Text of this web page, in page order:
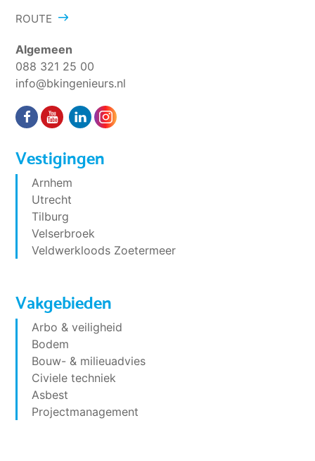
ROUTE
Algemeen
088 321 25 00
info@bkingenieurs.nl
Vestigingen
Arnhem
Utrecht
Tilburg
Velserbroek
Veldwerkloods Zoetermeer
Vakgebieden
Arbo & veiligheid
Bodem
Bouw- & milieuadvies
Civiele techniek
Asbest
Projectmanagement